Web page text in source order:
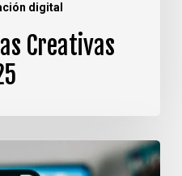
digital
Creativas